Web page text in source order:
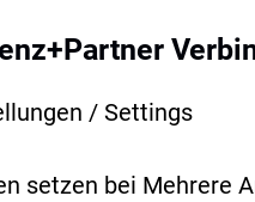
/ Settings
setzen bei Mehrere